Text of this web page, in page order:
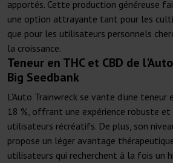
apportés. Cette production généreuse
une option attrayante tant pour les
que pour les utilisateurs personnels
la croissance.
Teneur en THC et CBD de
Big Seedbank
L'Auto Trainwreck se vante d'une teneur
18 %, offrant une expérience robuste
utilisateurs récréatifs. De plus, son
propose un léger avantage
utilisateurs qui recherchent à la fois un